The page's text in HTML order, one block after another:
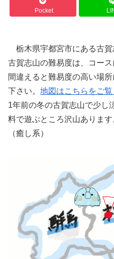
Pocket
栃木県宇都宮市にある古賀
古賀志山の難易度は、コー
間違えると難易度の高い場
下さい。 地図はこちらをご覧
1年前の冬の古賀志山で少し
料で遊ぶところ沢山あります
（癒し系）